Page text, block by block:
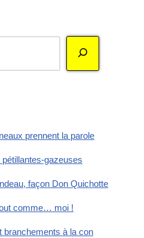
prennent la parole
gazeuses
façon Don Quichotte
comme… moi !
branchements à la con